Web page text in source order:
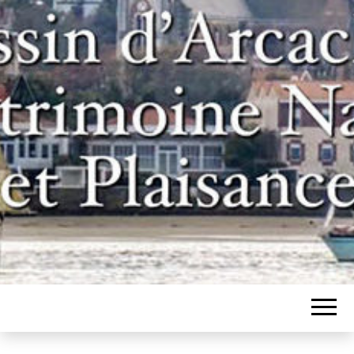
BASSIN
D'ARCACHON,
PATRIMOINE
NAVAL ET
Un site pour les inconditionnels des
bateaux et de l'histoire du bassin
d'Arcachon